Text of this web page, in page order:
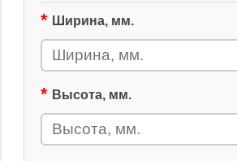
Ширина, мм.
Высота, мм.